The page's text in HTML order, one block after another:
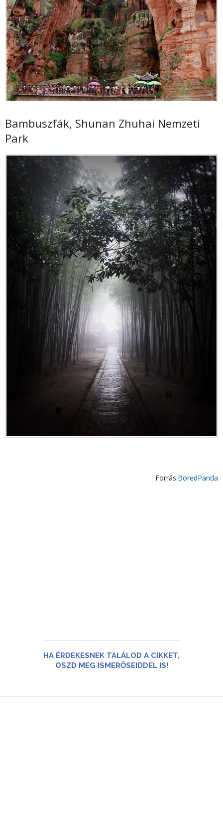
Bambuszfák, Shunan Zhuhai Nemzeti
Park
Forrás:BoredPanda
HA ÉRDEKESNEK TALÁLOD A CIKKET,
OSZD MEG ISMERŐSEIDDEL IS!